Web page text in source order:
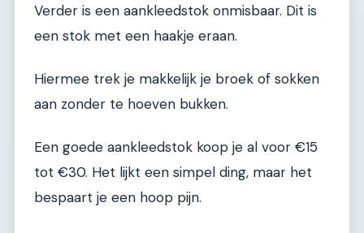
Verder is een aankleedstok onmisbaar. Dit is
een stok met een haakje eraan.
Hiermee trek je makkelijk je broek of sokken
aan zonder te hoeven bukken.
Een goede aankleedstok koop je al voor €15
tot €30. Het lijkt een simpel ding, maar het
bespaart je een hoop pijn.